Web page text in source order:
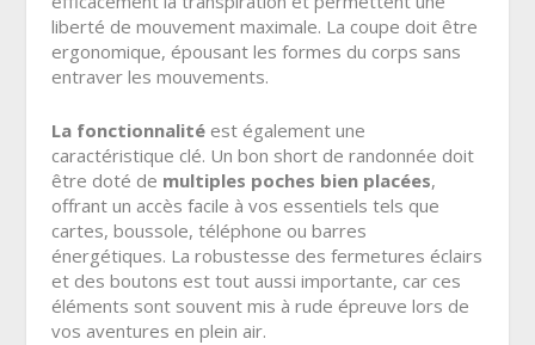
liberté de mouvement maximale. La coupe doit être
ergonomique, épousant les formes du corps sans
entraver les mouvements.
La fonctionnalitéest également une
caractéristique clé. Un bon short de randonnée doit
être doté de multiples poches bien placées,
offrant un accès facile à vos essentiels tels que
cartes, boussole, téléphone ou barres
énergétiques. La robustesse des fermetures éclairs
et des boutons est tout aussi importante, car ces
éléments sont souvent mis à rude épreuve lors de
vos aventures en plein air.